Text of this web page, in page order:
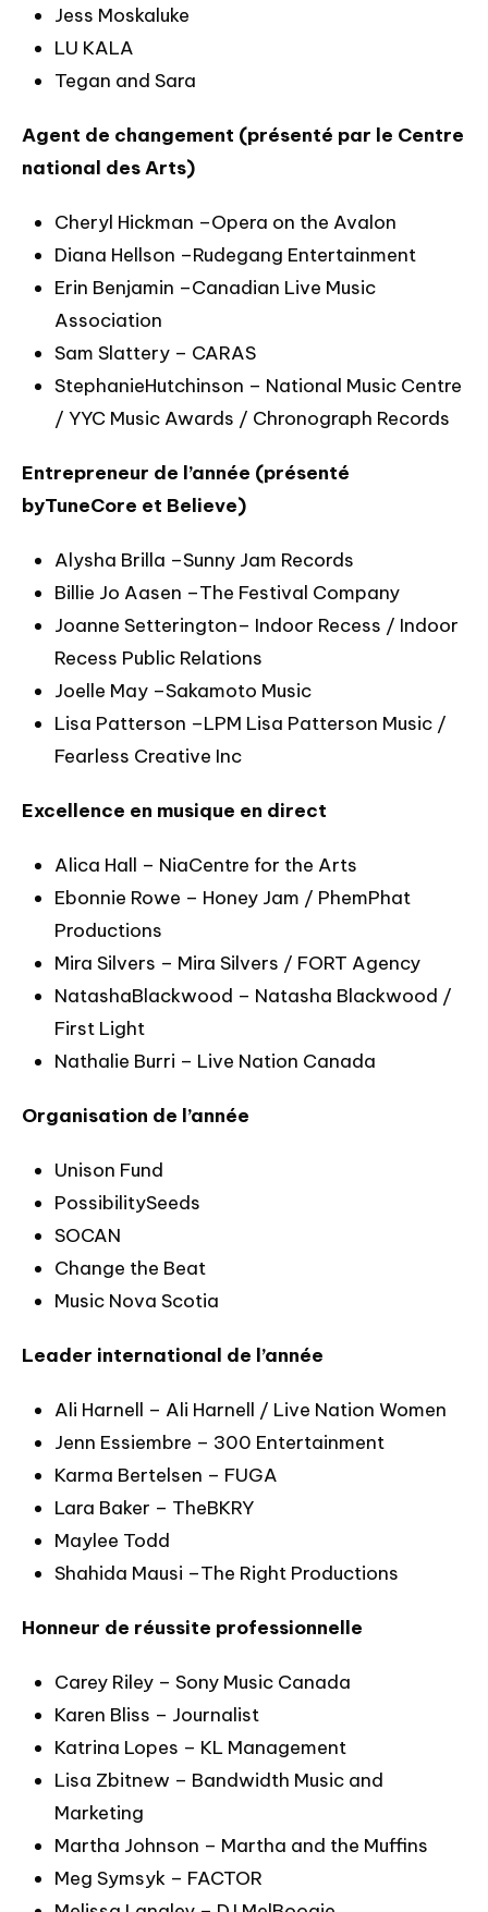
Jess Moskaluke
LU KALA
Tegan and Sara
Agent de changement (présenté par le Centre
national des Arts)
Cheryl Hickman –Opera on the Avalon
Diana Hellson –Rudegang Entertainment
Erin Benjamin –Canadian Live Music
Association
Sam Slattery – CARAS
StephanieHutchinson – National Music Centre
/ YYC Music Awards / Chronograph Records
Entrepreneur de l’année (présenté
byTuneCore et Believe)
Alysha Brilla –Sunny Jam Records
Billie Jo Aasen –The Festival Company
Joanne Setterington– Indoor Recess / Indoor
Recess Public Relations
Joelle May –Sakamoto Music
Lisa Patterson –LPM Lisa Patterson Music /
Fearless Creative Inc
Excellence en musique en direct
Alica Hall – NiaCentre for the Arts
Ebonnie Rowe – Honey Jam / PhemPhat
Productions
Mira Silvers – Mira Silvers / FORT Agency
NatashaBlackwood – Natasha Blackwood /
First Light
Nathalie Burri – Live Nation Canada
Organisation de l’année
Unison Fund
PossibilitySeeds
SOCAN
Change the Beat
Music Nova Scotia
Leader international de l’année
Ali Harnell – Ali Harnell / Live Nation Women
Jenn Essiembre – 300 Entertainment
Karma Bertelsen – FUGA
Lara Baker – TheBKRY
Maylee Todd
Shahida Mausi –The Right Productions
Honneur de réussite professionnelle
Carey Riley – Sony Music Canada
Karen Bliss – Journalist
Katrina Lopes – KL Management
Lisa Zbitnew – Bandwidth Music and
Marketing
Martha Johnson – Martha and the Muffins
Meg Symsyk – FACTOR